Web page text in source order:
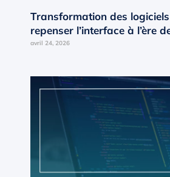
Transformation des
repenser l’interface à l’ère
avril 24, 2026